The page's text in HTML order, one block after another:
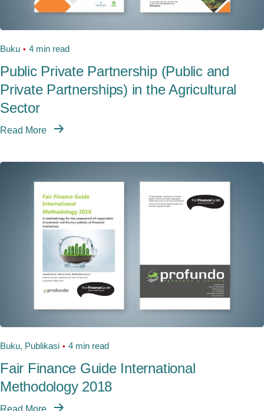
Buku 4 min read
Public Private Partnership (Public and
Private Partnerships) in the Agricultural
Sector
Read More
Buku Publikasi 4 min read
Fair Finance Guide International
Methodology 2018
Read More